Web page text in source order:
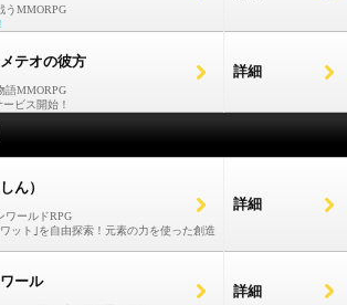
うMMORPG
テオの彼方
語MMORPG
ビス開始！
詳細
ん）
ワールドRPG
ット｣を自由探索！元素の力を使った創造
詳細
ール
詳細